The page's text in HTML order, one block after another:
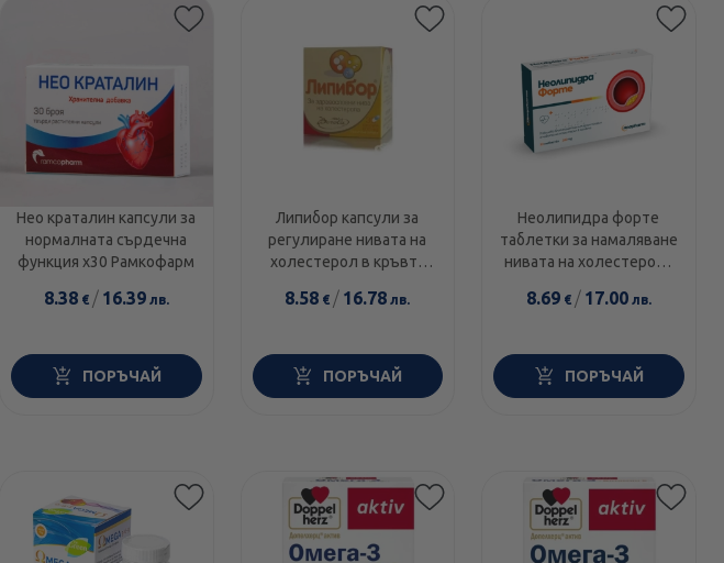
Нео краталин капсули за
нормалната сърдечна
функция х30 Рамкофарм
8.38€ / 16.39лв.
ПОРЪЧАЙ
Липибор капсули за
регулиране нивата на
холестерол в кръвта
8.58 € / 16.78 лв.
ПОРЪЧАЙ
Неолипидра форте
таблетки за намаляване
нивата на холестерола
240мг х30 Neopharm
8.69€ / 17.00лв.
ПОРЪЧАЙ